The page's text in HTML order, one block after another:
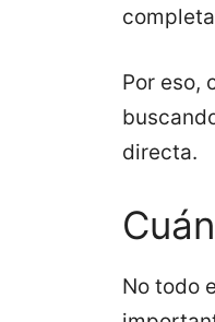
Por eso,
directa.
No todo